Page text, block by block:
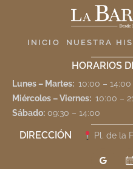
INICIO NUESTRA
HORARIOS
Lunes – Martes: 10:00 –
Miércoles – Viernes: 10:00 –
Sábado: 09:30 – 14:00
DIRECCIÓN Pl. de la